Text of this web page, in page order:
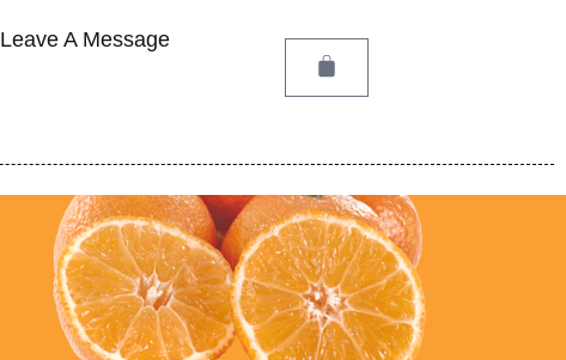
Leave A Message